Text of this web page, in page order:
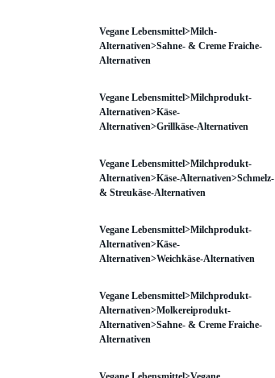
Vegane Lebensmittel>Milch-
Alternativen>Sahne- & Creme Fraiche-
Alternativen
Vegane Lebensmittel>Milchprodukt-
Alternativen>Käse-
Alternativen>Grillkäse-Alternativen
Vegane Lebensmittel>Milchprodukt-
Alternativen>Käse-Alternativen>Schmelz-
& Streukäse-Alternativen
Vegane Lebensmittel>Milchprodukt-
Alternativen>Käse-
Alternativen>Weichkäse-Alternativen
Vegane Lebensmittel>Milchprodukt-
Alternativen>Molkereiprodukt-
Alternativen>Sahne- & Creme Fraiche-
Alternativen